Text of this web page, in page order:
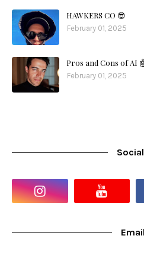
HAWKERS CO 😎
February 01, 2025
Pros and Cons of AI
February 01, 2025
Email